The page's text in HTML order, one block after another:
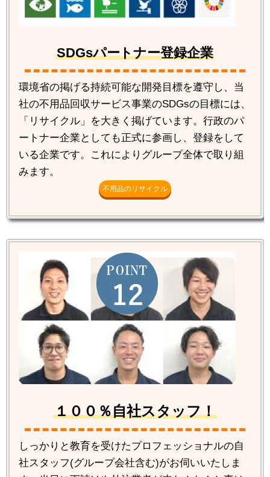
SDGsパートナー登録企業
環境省の掲げる持続可能な開発目標を遵守し、当
社の不用品回収サービス事業のSDGsの目標には、
「リサイクル」を大きく掲げています。行政のパ
ートナー企業としても正式に参画し、登録をして
いる企業です。これによりグループ全体で取り組
みます。
不用品のリサイクル
１００％自社スタッフ！
しっかりと教育を受けたプロフェッショナルの自
社スタッフ(グループ会社含む)がお伺いいたしま